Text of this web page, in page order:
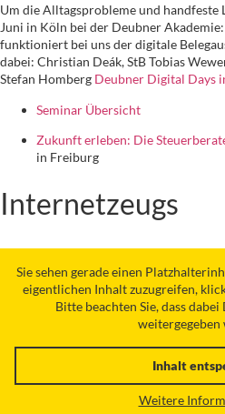
Um die Alltagsprobleme und handfeste
Juni in Köln bei der Deubner
funktioniert bei uns der digitale
dabei: Christian Deák, StB Tobias
Stefan Homberg Deubner Digital Days
Seminar Übersicht
Zukunft erleben: Die
in Freiburg
Internetzeugs
Sie sehen gerade einen
eigentlichen Inhalt zuzugreifen,
Bitte beachten Sie, dass
weitergegeben
Inhalt
Weitere